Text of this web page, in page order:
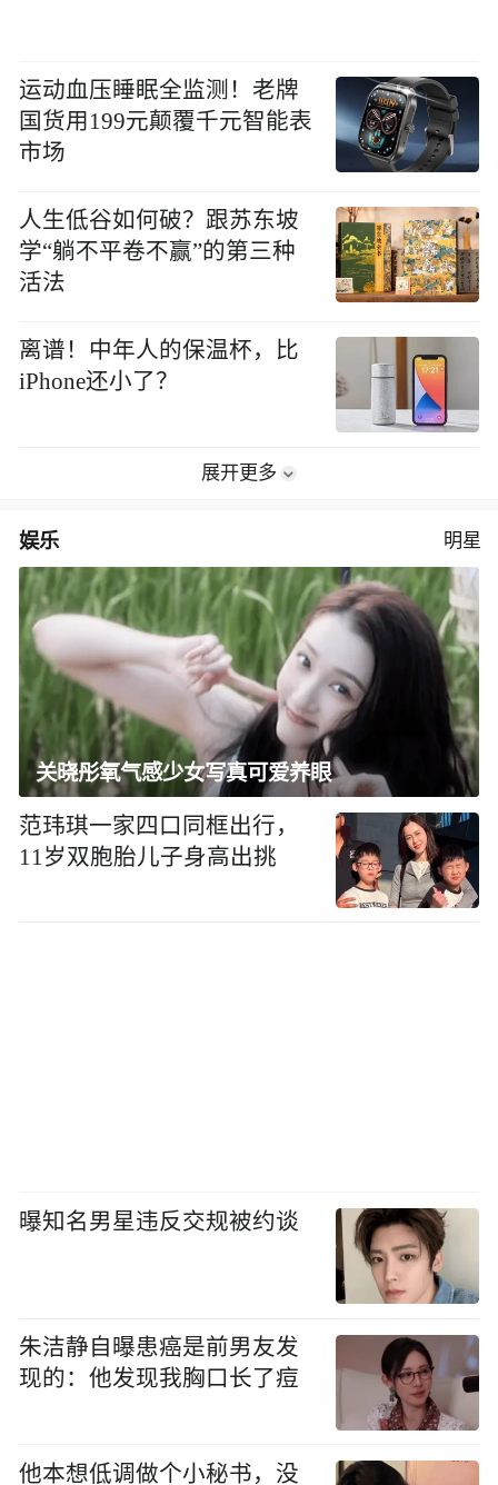
运动血压睡眠全监测！老牌
国货用199元颠覆千元智能表
市场
人生低谷如何破？跟苏东坡
学“躺不平卷不赢”的第三种
活法
离谱！中年人的保温杯，比
iPhone还小了？
展开更多
娱乐 明星
关晓彤氧气感少女写真可爱养眼
范玮琪一家四口同框出行，
11岁双胞胎儿子身高出挑
曝知名男星违反交规被约谈
朱洁静自曝患癌是前男友发
现的：他发现我胸口长了痘
他本想低调做个小秘书，没